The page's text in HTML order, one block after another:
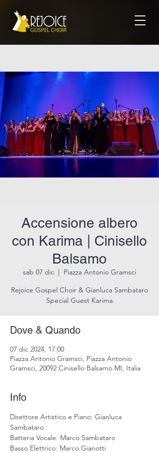
Accensione albero
con Karima | Cinisello
Balsamo
sab 07 dic
  |
Piazza Antonio Gramsci
Rejoice Gospel Choir & Gianluca Sambataro
Special Guest Karima
Dove & Quando
07 dic 2024, 17:00
Piazza Antonio Gramsci, Piazza Antonio
Gramsci, 20092 Cinisello Balsamo MI, Italia
Info
Direttore Artistico e Piano: Gianluca
Sambataro
Batteria Vocale: Marco Sambataro
Basso Elettrico: Marco Gianotti